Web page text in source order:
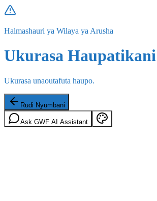
Halmashauri ya Wilaya ya Arusha
Ukurasa Haupatikani
Ukurasa unaoutafuta haupo.
Rudi Nyumbani
Ask GWF AI Assistant